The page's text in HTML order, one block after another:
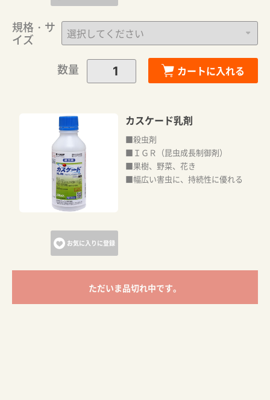
規格・サ
イズ
数量
カートに入れる
お気に入りに登録
カスケード乳剤
■殺虫剤
■ＩＧＲ（昆虫成長制御剤）
■果樹、野菜、花き
■幅広い害虫に、持続性に優れる
ただいま品切れ中です。